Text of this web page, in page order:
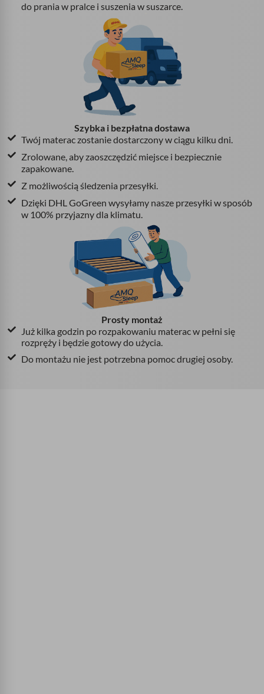
do prania w pralce i suszenia w suszarce.
Szybka i bezpłatna dostawa
Twój materac zostanie dostarczony w ciągu kilku dni.
Zrolowane, aby zaoszczędzić miejsce i bezpiecznie
zapakowane.
Z możliwością śledzenia przesyłki.
Dzięki DHL GoGreen wysyłamy nasze przesyłki w sposób
w 100% przyjazny dla klimatu.
Prosty montaż
Już kilka godzin po rozpakowaniu materac w pełni się
rozpręży i będzie gotowy do użycia.
Do montażu nie jest potrzebna pomoc drugiej osoby.